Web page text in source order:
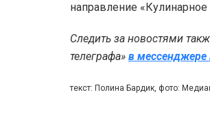
направление «Кулинарное
Следить за новостями
телеграфа» в мессенджере
текст: Полина Бардик, фото: